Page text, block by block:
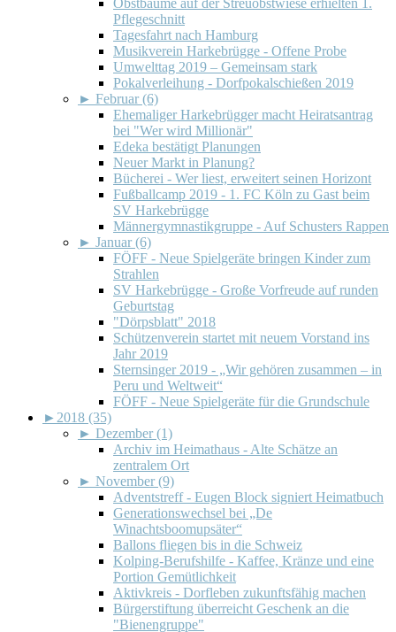
Pflegeschnitt
Tagesfahrt nach Hamburg
Musikverein Harkebrügge - Offene Probe
Umwelttag 2019 – Gemeinsam stark
Pokalverleihung - Dorfpokalschießen 2019
► Februar (6)
Ehemaliger Harkebrügger macht Heiratsantrag
bei "Wer wird Millionär"
Edeka bestätigt Planungen
Neuer Markt in Planung?
Bücherei - Wer liest, erweitert seinen Horizont
Fußballcamp 2019 - 1. FC Köln zu Gast beim
SV Harkebrügge
Männergymnastikgruppe - Auf Schusters Rappen
► Januar (6)
FÖFF - Neue Spielgeräte bringen Kinder zum
Strahlen
SV Harkebrügge - Große Vorfreude auf runden
Geburtstag
"Dörpsblatt" 2018
Schützenverein startet mit neuem Vorstand ins
Jahr 2019
Sternsinger 2019 - „Wir gehören zusammen – in
Peru und Weltweit“
FÖFF - Neue Spielgeräte für die Grundschule
► 2018 (35)
► Dezember (1)
Archiv im Heimathaus - Alte Schätze an
zentralem Ort
► November (9)
Adventstreff - Eugen Block signiert Heimatbuch
Generationswechsel bei „De
Winachtsboomupsäter“
Ballons fliegen bis in die Schweiz
Kolping-Berufshilfe - Kaffee, Kränze und eine
Portion Gemütlichkeit
Aktivkreis - Dorfleben zukunftsfähig machen
Bürgerstiftung überreicht Geschenk an die
"Bienengruppe"